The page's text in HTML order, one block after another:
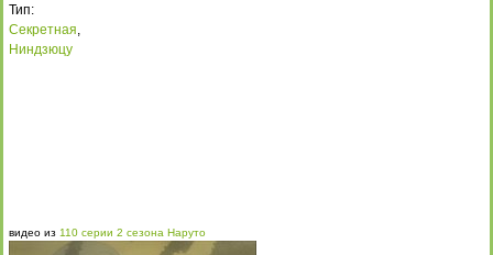
Тип:
Секретная,
Ниндзюцу
видео из 110 серии 2 сезона Наруто